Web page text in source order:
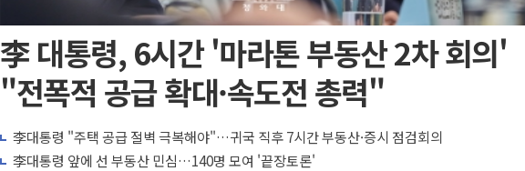
李 대통령, 6시간 '마라톤 부동산 2차 회의'
"전폭적 공급 확대·속도전 총력"
李대통령 "주택 공급 절벽 극복해야"…귀국 직후 7시간 부동산·증시 점검회의
李대통령 앞에 선 부동산 민심…140명 모여 '끝장토론'